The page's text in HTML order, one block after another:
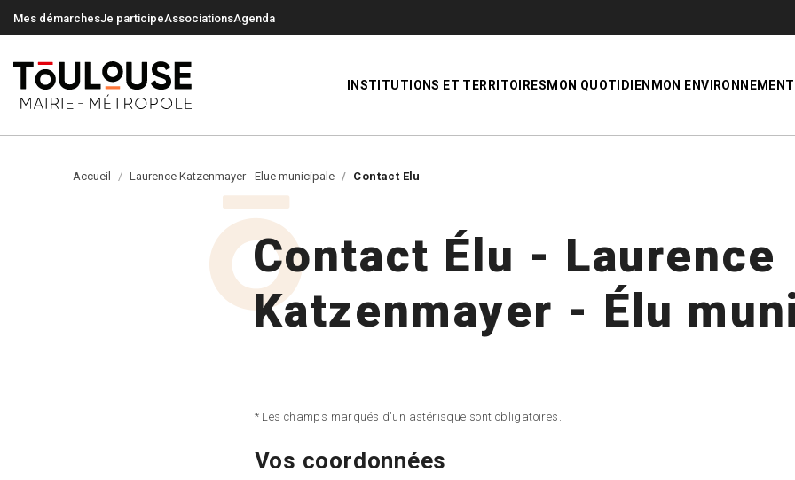
Mes démarchesJe participeAssociationsAgenda
INSTITUTIONS ET TERRITOIRES MON QUOTIDIEN MON ENVIRONNEMENT
Accueil Laurence Katzenmayer - Elue municipale Contact Elu
Contact Élu - Laurence
Katzenmayer - Élu
* Les champs marqués d'un astérisque sont obligatoires.
Vos coordonnées